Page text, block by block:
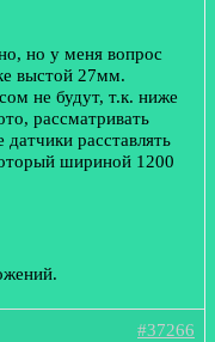
но у меня вопрос
выстой 27мм.
не будут, т.к. ниже
рассматривать
расставлять
шириной 1200
#37266